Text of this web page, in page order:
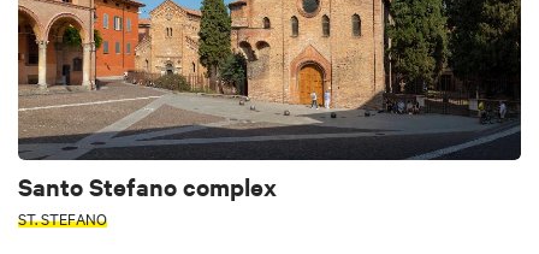
Santo Stefano complex
ST. STEFANO